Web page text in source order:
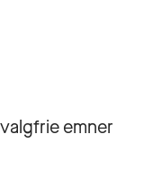
emner